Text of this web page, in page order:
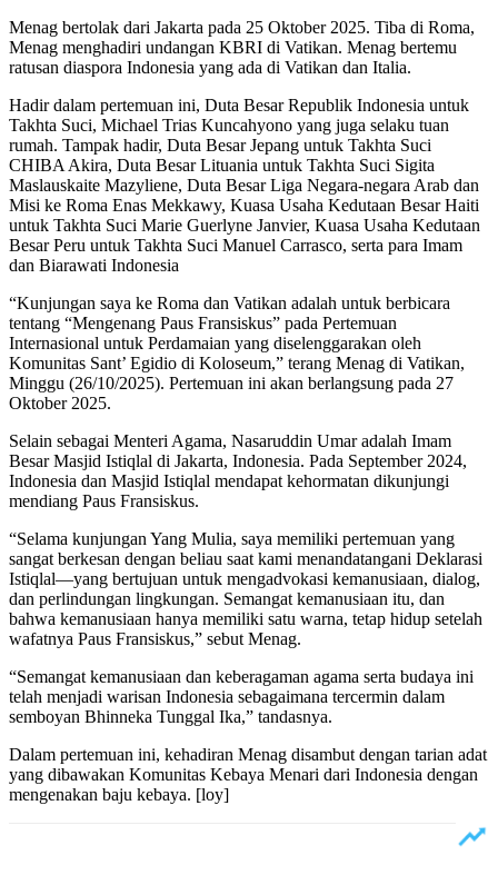
‎Menag bertolak dari Jakarta pada 25 Oktober 2025. Tiba di Roma,
Menag menghadiri undangan KBRI di Vatikan. Menag bertemu
ratusan diaspora Indonesia yang ada di Vatikan dan Italia.
‎Hadir dalam pertemuan ini, Duta Besar Republik Indonesia untuk
Takhta Suci, Michael Trias Kuncahyono yang juga selaku tuan
rumah. Tampak hadir, Duta Besar Jepang untuk Takhta Suci
CHIBA Akira, Duta Besar Lituania untuk Takhta Suci Sigita
Maslauskaite Mazyliene, Duta Besar Liga Negara-negara Arab dan
Misi ke Roma Enas Mekkawy, Kuasa Usaha Kedutaan Besar Haiti
untuk Takhta Suci Marie Guerlyne Janvier, Kuasa Usaha Kedutaan
Besar Peru untuk Takhta Suci Manuel Carrasco, serta para Imam
dan Biarawati Indonesia
‎“Kunjungan saya ke Roma dan Vatikan adalah untuk berbicara
tentang “Mengenang Paus Fransiskus” pada Pertemuan
Internasional untuk Perdamaian yang diselenggarakan oleh
Komunitas Sant’ Egidio di Koloseum,” terang Menag di Vatikan,
Minggu (26/10/2025). Pertemuan ini akan berlangsung pada 27
Oktober 2025.
‎Selain sebagai Menteri Agama, Nasaruddin Umar adalah Imam
Besar Masjid Istiqlal di Jakarta, Indonesia. Pada September 2024,
Indonesia dan Masjid Istiqlal mendapat kehormatan dikunjungi
mendiang Paus Fransiskus.
‎“Selama kunjungan Yang Mulia, saya memiliki pertemuan yang
sangat berkesan dengan beliau saat kami menandatangani Deklarasi
Istiqlal—yang bertujuan untuk mengadvokasi kemanusiaan, dialog,
dan perlindungan lingkungan. Semangat kemanusiaan itu, dan
bahwa kemanusiaan hanya memiliki satu warna, tetap hidup setelah
wafatnya Paus Fransiskus,” sebut Menag.
‎“Semangat kemanusiaan dan keberagaman agama serta budaya ini
telah menjadi warisan Indonesia sebagaimana tercermin dalam
semboyan Bhinneka Tunggal Ika,” tandasnya.
‎Dalam pertemuan ini, kehadiran Menag disambut dengan tarian adat
yang dibawakan Komunitas Kebaya Menari dari Indonesia dengan
mengenakan baju kebaya. [loy]